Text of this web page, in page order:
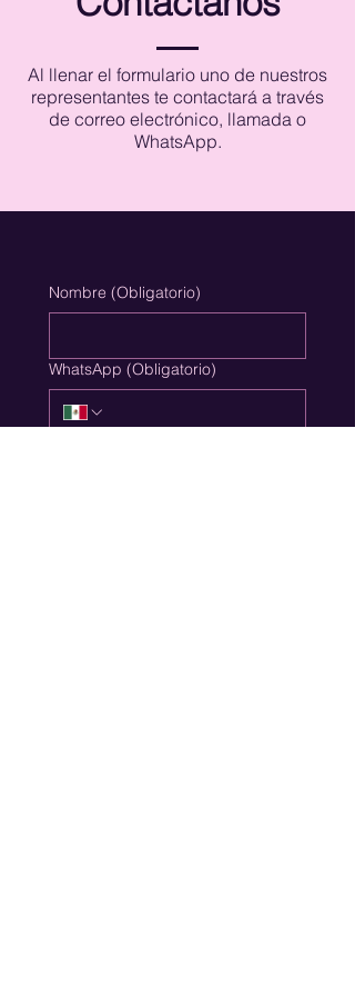
todo México y el mundo de
cercanía y seguimiento. La
pauta digital no tiene
fronteras geográficas.
Al llenar el formulario uno de nuestros
representantes te contactará a través
de correo electrónico, llamada o
WhatsApp.
Nombre (Obligatorio)
WhatsApp (Obligatorio)